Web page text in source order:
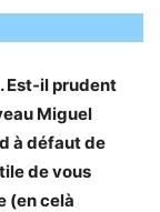
Est-il prudent
Miguel
à défaut de
de vous
(en celà